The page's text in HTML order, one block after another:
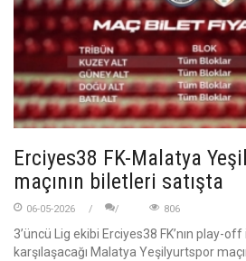
Erciyes38 FK-Malatya
maçının biletleri satışta
06-05-2026 806
3’üncü Lig ekibi Erciyes38 FK’nın play-
karşılaşacağı Malatya Yeşilyurtspor